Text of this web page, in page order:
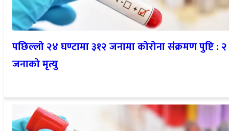
पछिल्लो २४ घण्टामा ३१२ जनामा कोरोना संक्रमण पुष्टि : २
जनाको मृत्यु